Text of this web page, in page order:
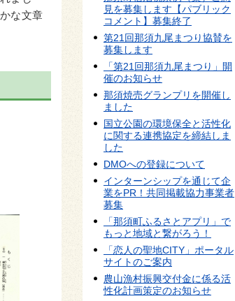
な文章
見を募集します【パブリック
コメント】募集終了
第21回那須九尾まつり協賛を
募集します
「第21回那須九尾まつり」開
催のお知らせ
那須焼売グランプリを開催し
ました
国立公園の環境保全と活性化
に関する連携協定を締結しま
した
DMOへの登録について
インターンシップを通じて企
業をPR！共同掲載協力事業者
募集
「那須町ふるさとアプリ」で
もっと地域と繋がろう！
「恋人の聖地CITY」ポータル
サイトのご案内
農山漁村振興交付金に係る活
性化計画策定のお知らせ